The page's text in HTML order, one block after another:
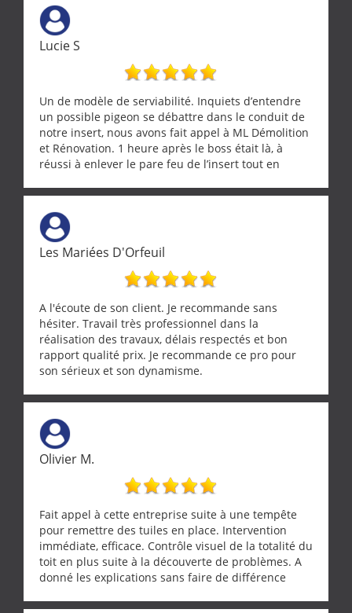
ne se trouve que chez les pationnés de leur métier.
Merci a ce monsieur pour sa disponibilité
Lucie S
Un de modèle de serviabilité. Inquiets d’entendre
un possible pigeon se débattre dans le conduit de
notre insert, nous avons fait appel à ML Démolition
et Rénovation. 1 heure après le boss était là, à
réussi à enlever le pare feu de l’insert tout en
tourterelle et s’est ensuite patiemment occupé de
l’oiseau jusqu’à ce qu’il reprenne ses esprits et
puisse s’envoler. Après quoi il a procédé au
ramonage de notre insert avec dextérité et une
grande propreté, nous gratifiant également de
nombreux conseils concernant d’autres sujets. Un
entrepreneur comme on souhaite en rencontrer.
Encore un grand merci à lui.
Les Mariées D'Orfeuil
A l'écoute de son client. Je recommande sans
hésiter. Travail très professionnel dans la
réalisation des travaux, délais respectés et bon
rapport qualité prix. Je recommande ce pro pour
son sérieux et son dynamisme.
Olivier M.
Fait appel à cette entreprise suite à une tempête
pour remettre des tuiles en place. Intervention
immédiate, efficace. Contrôle visuel de la totalité du
toit en plus suite à la découverte de problèmes. A
donné les explications sans faire de différence